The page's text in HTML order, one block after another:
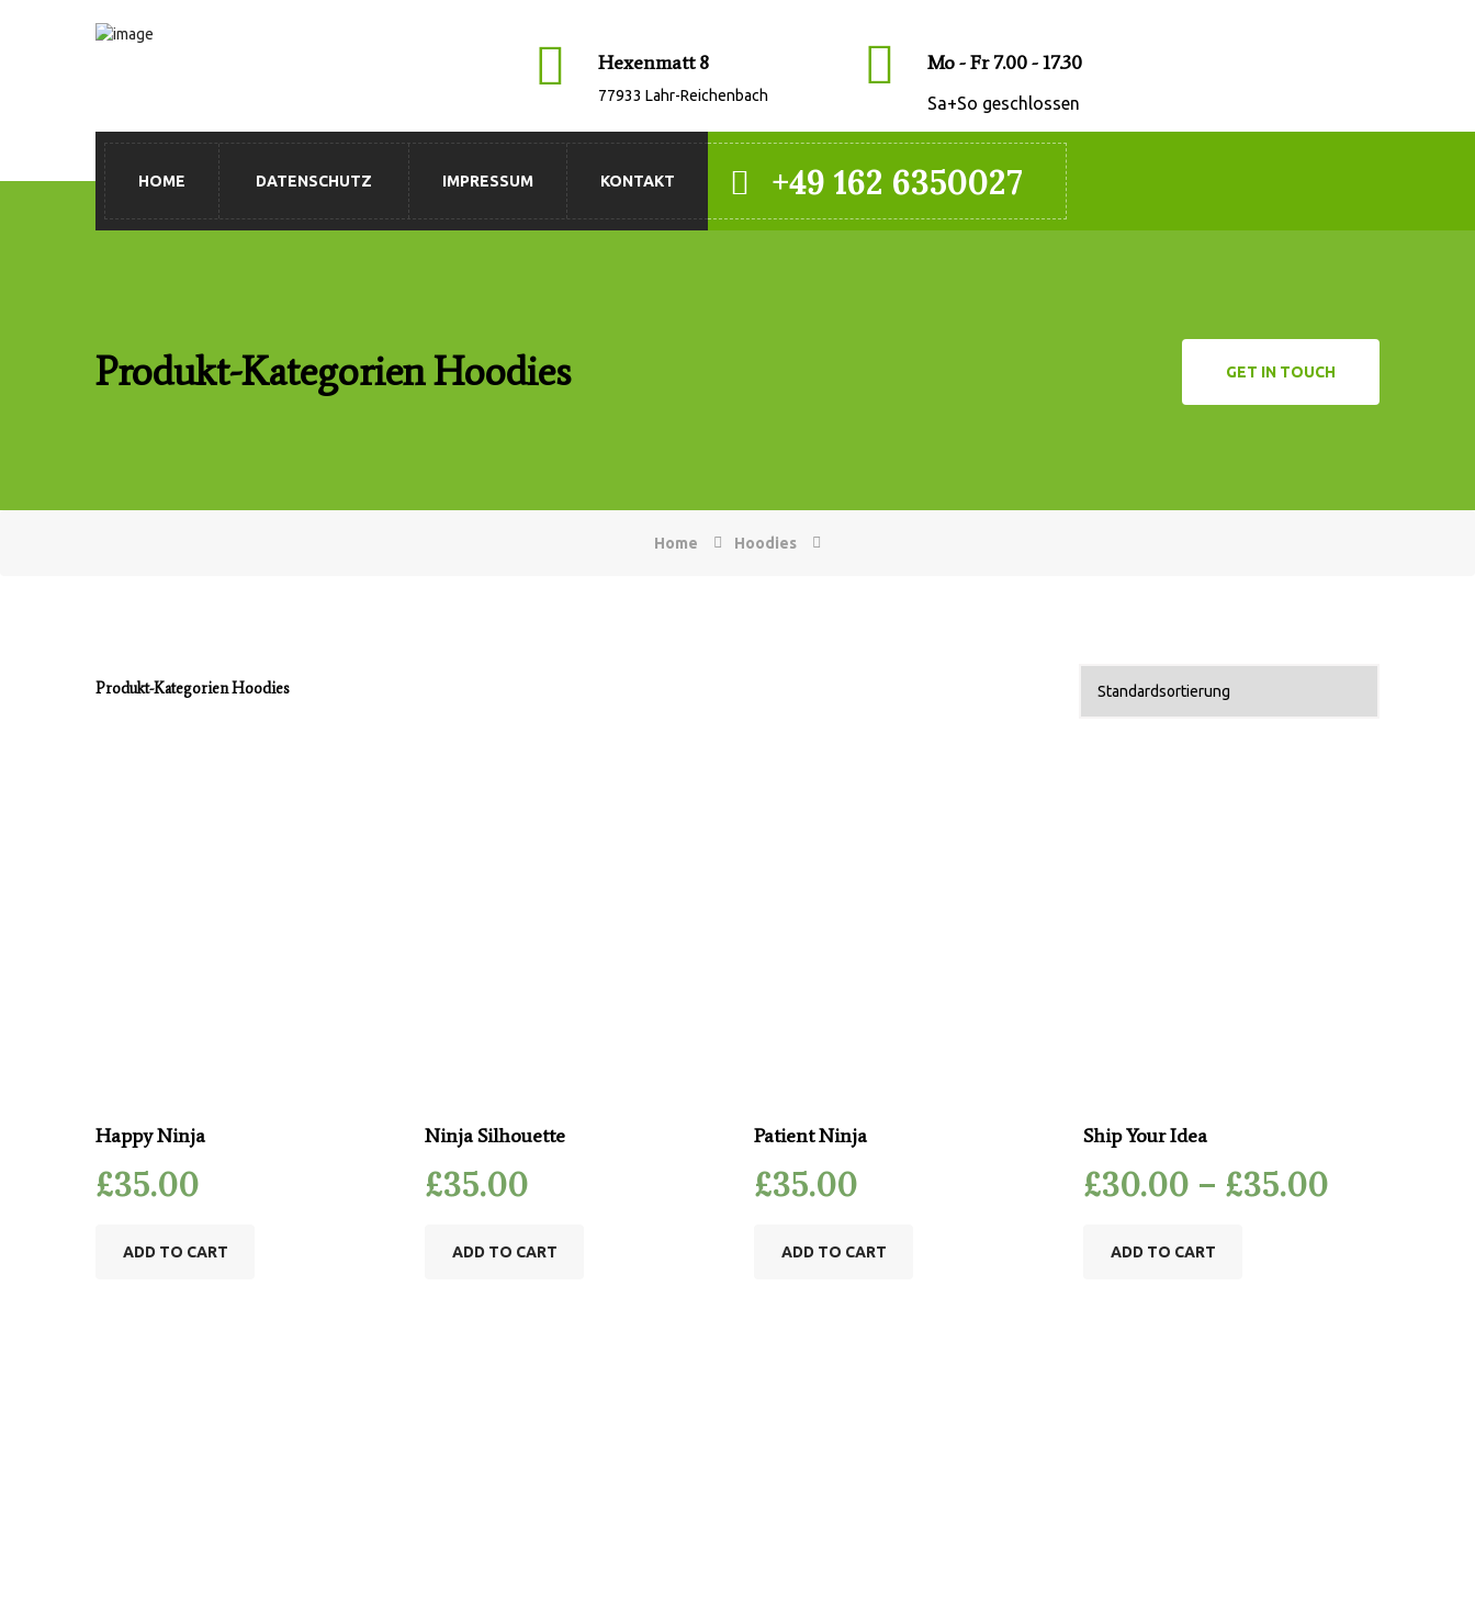
Hexenmatt 8
77933 Lahr-Reichenbach
Mo - Fr 7.00 - 17.30
Sa+So geschlossen
HOME DATENSCHUTZ IMPRESSUM KONTAKT +49 162 6350027
Produkt-Kategorien Hoodies GET IN TOUCH
Home Hoodies
Produkt-Kategorien Hoodies
Happy Ninja
£35.00
ADD TO CART
Ninja Silhouette
£35.00
ADD TO CART
Patient Ninja
£35.00
ADD TO CART
Ship Your Idea
£30.00 – £35.00
ADD TO CART